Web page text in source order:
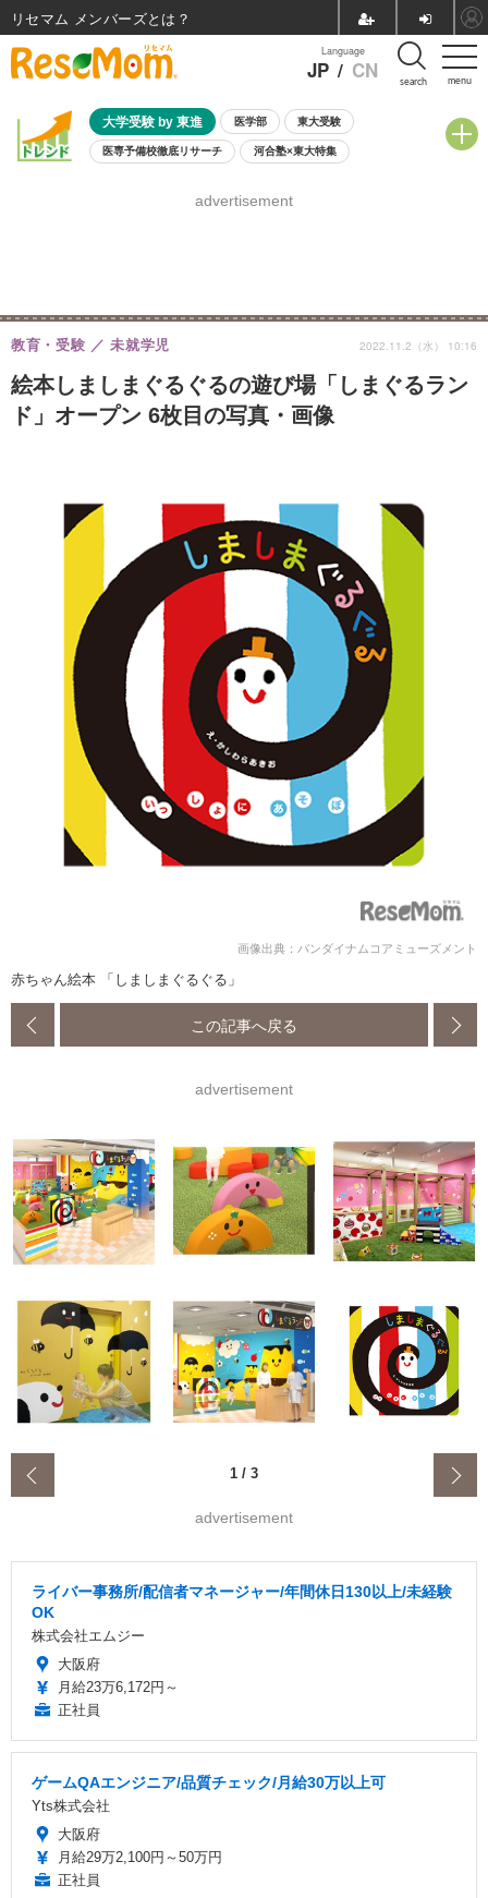
menu
Language
JP / CN search
大学受験 by 東進 医学部 東大受験
医専予備校徹底リサーチ 河合塾×東大特集
8月開催学校説明会・相談会
advertisement
絵本しましまぐるぐるの遊び場「しまぐるラン
ド」オープン 6枚目の写真・画像
教育・受験 未就学児 2022.11.2（水） 10:16
画像出典：バンダイナムコアミューズメント
赤ちゃん絵本 「しましまぐるぐる」
この記事へ戻る
advertisement
1 / 3
advertisement
ライバー事務所/配信者マネージャー/年間休日130以上/未経験
OK
株式会社エムジー
大阪府
月給23万6,172円～
正社員
ゲームQAエンジニア/品質チェック/月給30万以上可
Yts株式会社
大阪府
月給29万2,100円～50万円
正社員
リセマム メンバーズ